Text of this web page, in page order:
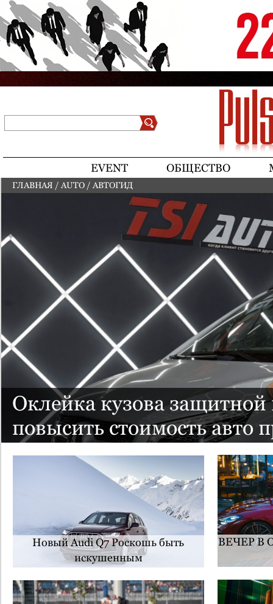
Jump to navigation
EVENT ОБЩЕСТВО
ГЛАВНАЯ / AUTO / АВТОГИД
Оклейка кузова
повысить стоимость авто
Новый Audi Q7 Роскошь быть
искушенным
ВЕЧЕР В